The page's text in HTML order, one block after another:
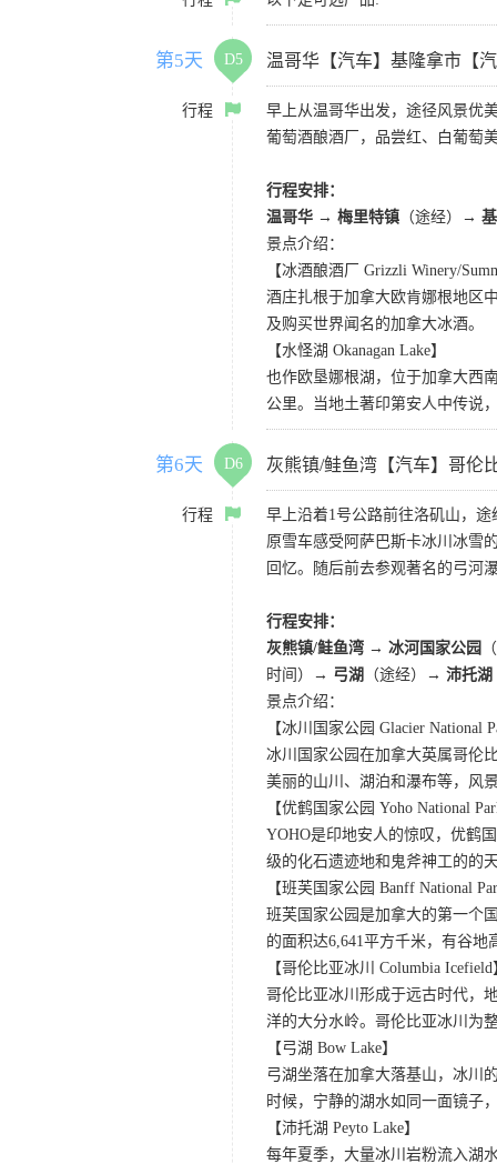
第5天 D5 温哥华【汽车】基隆拿市【
行程
早上从温哥华出发，途径风景优
葡萄酒酿酒厂，品尝红、白葡萄
行程安排：
温哥华 → 梅里特镇 （途经）
→
景点介绍：
【冰酒酿酒厂 Grizzli Winery/
酒庄扎根于加拿大欧肯娜根地区
及购买世界闻名的加拿大冰酒。
【水怪湖 Okanagan Lake】
也作欧垦娜根湖，位于加拿大西
公里。当地土著印第安人中传说
第6天 D6 灰熊镇/鲑鱼湾【汽车】哥伦
行程
早上沿着1号公路前往洛矶山，
原雪车感受阿萨巴斯卡冰川冰雪
回忆。随后前去参观著名的弓河
行程安排：
灰熊镇/鲑鱼湾 → 冰河国家公园
时间）
→ 弓湖 （途经）→ 沛托湖
景点介绍：
【冰川国家公园 Glacier National
冰川国家公园在加拿大英属哥伦
美丽的山川、湖泊和瀑布等，风
【优鹤国家公园 Yoho National
YOHO是印地安人的惊叹，优鹤
级的化石遗迹地和鬼斧神工的的
【班芙国家公园 Banff National
班芙国家公园是加拿大的第一个
的面积达6,641平方千米，有谷
【哥伦比亚冰川 Columbia Icefield
哥伦比亚冰川形成于远古时代，
洋的大分水岭。哥伦比亚冰川为
【弓湖 Bow Lake】
弓湖坐落在加拿大落基山，冰川
时候，宁静的湖水如同一面镜子
【沛托湖 Peyto Lake】
每年夏季，大量冰川岩粉流入湖